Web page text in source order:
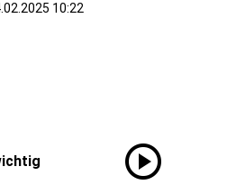
10:22
play_circle